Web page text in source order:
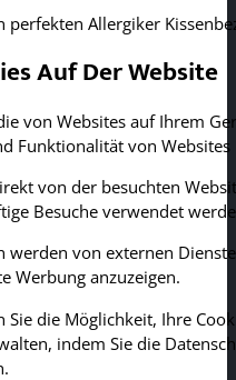
perfekten Allergiker
Auf Der Website
von Websites auf Ihrem
Funktionalität von
von der besuchten
Besuche verwendet
werden von externen
Werbung anzuzeigen.
Sie die Möglichkeit, Ihre
indem Sie die